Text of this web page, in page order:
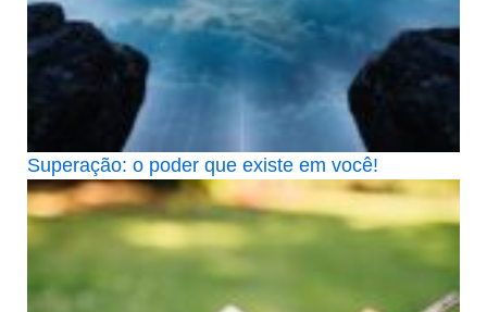
Superação: o poder que existe em você!